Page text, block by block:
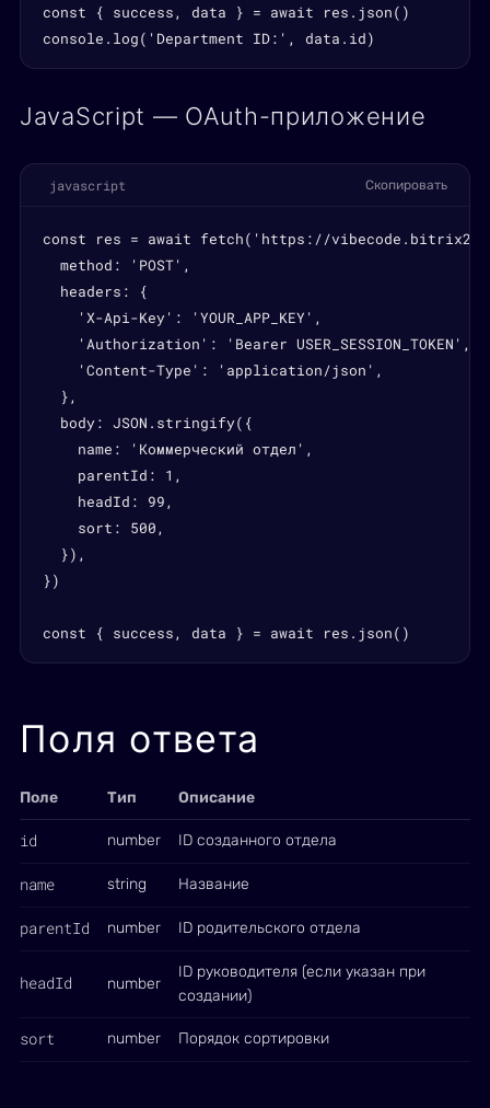
const { success, data } = await res.json()
console.log('Department ID:', data.id)
JavaScript — OAuth-приложение
javascript Скопировать
const res = await fetch('https://
  method: 'POST',
  headers: {
    'X-Api-Key': 'YOUR_APP_KEY',
    'Authorization': 'Bearer USER_SESSION_TOKEN',
    'Content-Type': 'application/json',
  },
  body: JSON.stringify({
    name: 'Коммерческий отдел',
    parentId: 1,
    headId: 99,
    sort: 500,
  }),
})
const { success, data } = await res.json()
Поля ответа
Поле Тип Описание
id number ID созданного отдела
name string Название
parentId number ID родительского отдела
headId number
ID руководителя (если указан при
создании)
sort number Порядок сортировки